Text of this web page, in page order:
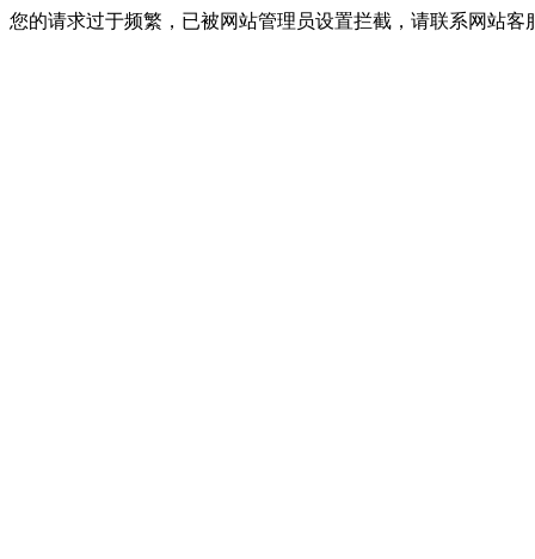
您的请求过于频繁，已被网站管理员设置拦截，请联系网站客